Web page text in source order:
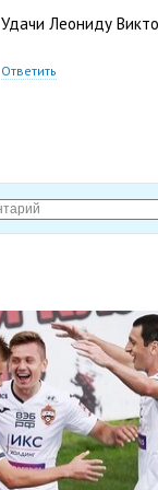
Удачи Леониду
Ответить